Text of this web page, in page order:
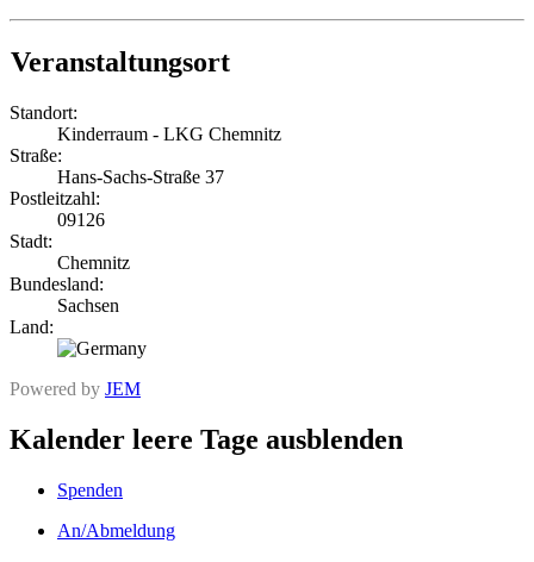
Veranstaltungsort
Standort:
Kinderraum - LKG Chemnitz
Straße:
Hans-Sachs-Straße 37
Postleitzahl:
09126
Stadt:
Chemnitz
Bundesland:
Sachsen
Land:
Powered by JEM
Kalender leere Tage ausblenden
Spenden
An/Abmeldung